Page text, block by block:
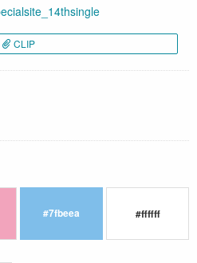
CLIP
#7fbeea #ffffff